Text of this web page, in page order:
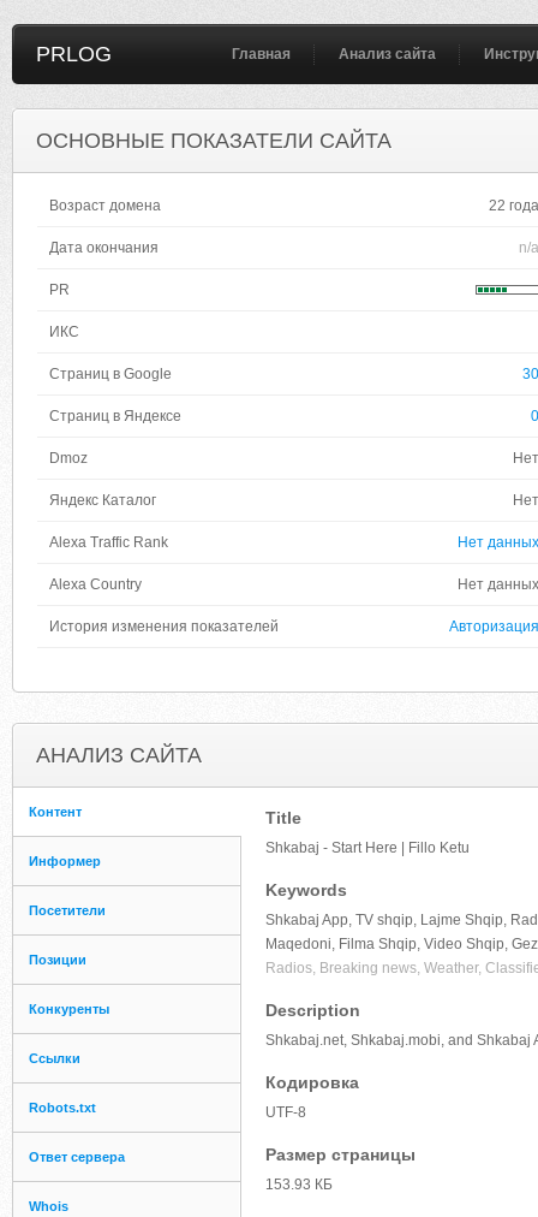
PRLOG Главная Анализ сайта
ОСНОВНЫЕ ПОКАЗАТЕЛИ САЙТА
Возраст домена 22 года
Дата окончания n/a
PR
ИКС
Страниц в Google 30
Страниц в Яндексе 0
Dmoz Нет
Яндекс Каталог Нет
Alexa Traffic Rank Нет данных
Alexa Country Нет данных
История изменения показателей Авторизация
АНАЛИЗ САЙТА
Контент
Информер
Посетители
Позиции
Конкуренты
Ссылки
Robots.txt
Ответ сервера
Whois
Title
Shkabaj - Start Here | Fillo Ketu
Keywords
Shkabaj App, TV shqip, Lajme Shqip,
Maqedoni, Filma Shqip, Video Shqip,
Radios, Breaking news, Weather,
Description
Shkabaj.net, Shkabaj.mobi, and
Кодировка
UTF-8
Размер страницы
153.93 КБ